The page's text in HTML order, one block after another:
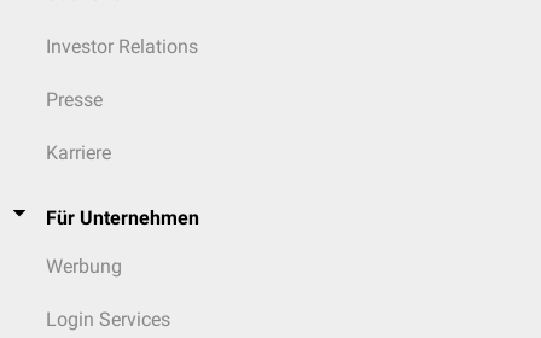
Investor Relations
Presse
Karriere
Für Unternehmen
Werbung
Login Services